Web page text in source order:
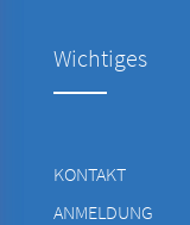
Wichtiges
KONTAKT
ANMELDUNG